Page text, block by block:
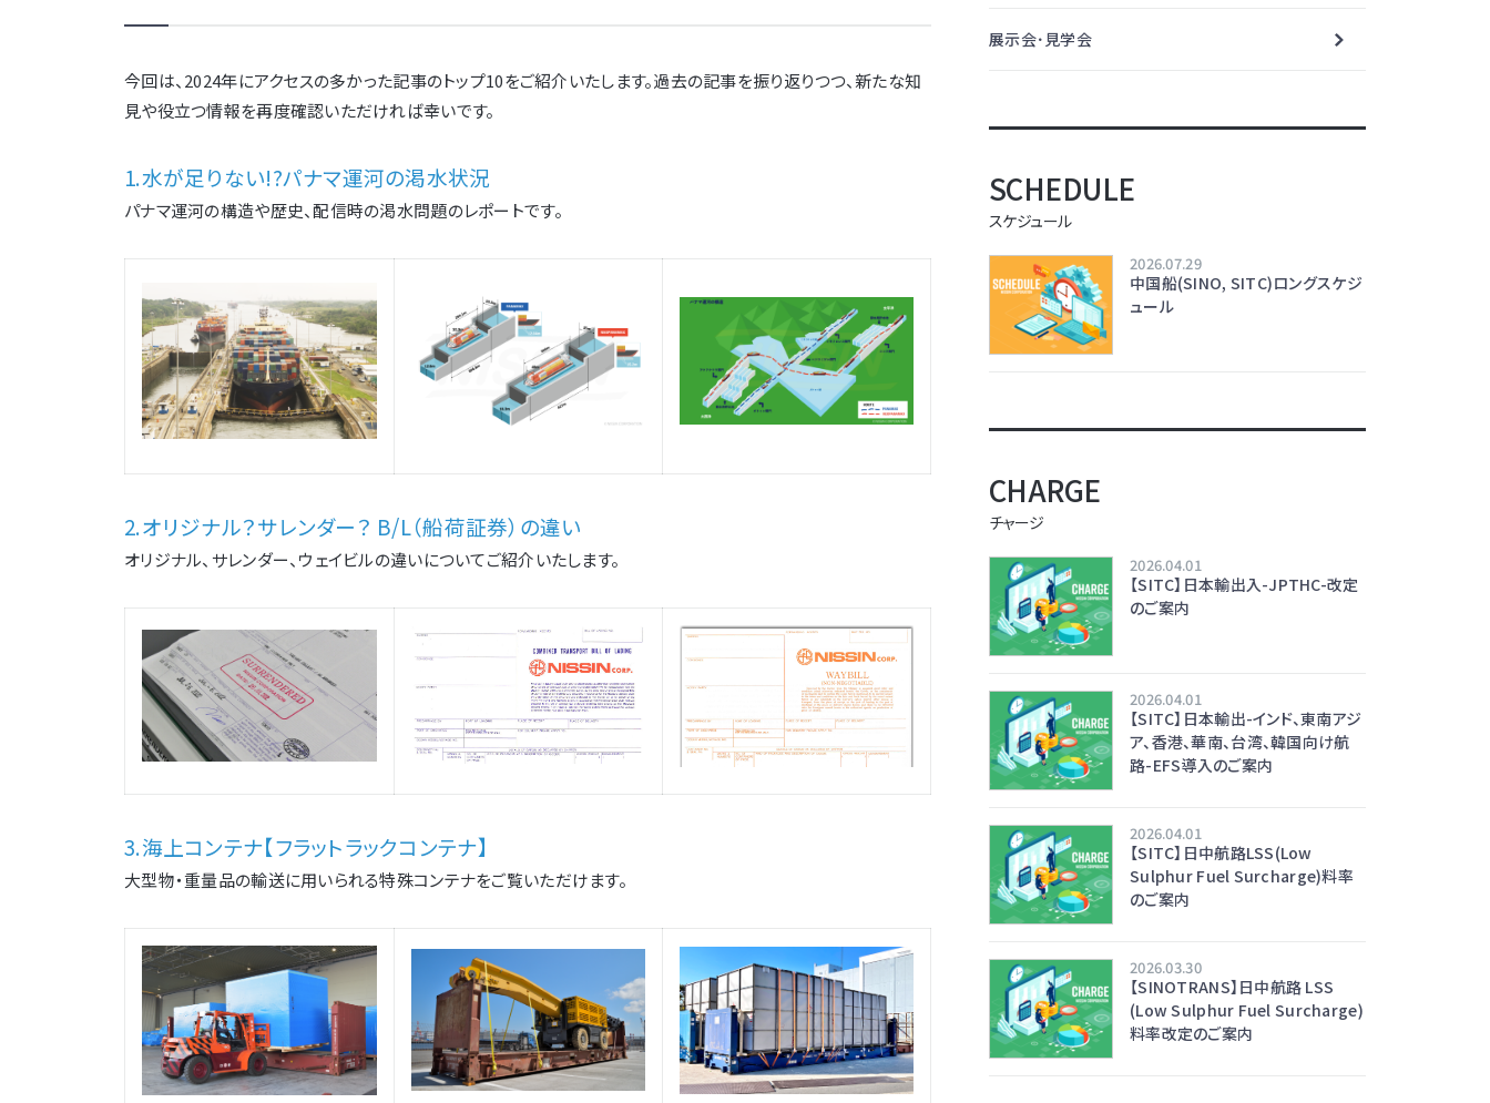
今回は、2024年にアクセスの多かった記事のトップ10をご紹介いたします。過去の記事を振り返りつつ、新たな知
見や役立つ情報を再度確認いただければ幸いです。
1.水が足りない!?パナマ運河の渇水状況
パナマ運河の構造や歴史、配信時の渇水問題のレポートです。
2.オリジナル？サレンダー？ B/L（船荷証券）の違い
オリジナル、サレンダー、ウェイビルの違いについてご紹介いたします。
3.海上コンテナ【フラットラックコンテナ】
大型物・重量品の輸送に用いられる特殊コンテナをご覧いただけます。
展示会･見学会
SCHEDULE
スケジュール
2026.07.29
中国船(SINO, SITC)ロングスケジ
ュール
CHARGE
チャージ
2026.04.01
【SITC】日本輸出入-JPTHC-改定
のご案内
2026.04.01
【SITC】日本輸出-インド、東南アジ
ア、香港、華南、台湾、韓国向け航
路-EFS導入のご案内
2026.04.01
【SITC】日中航路LSS(Low
Sulphur Fuel Surcharge)料率
のご案内
2026.03.30
【SINOTRANS】日中航路 LSS
(Low Sulphur Fuel Surcharge)
料率改定のご案内